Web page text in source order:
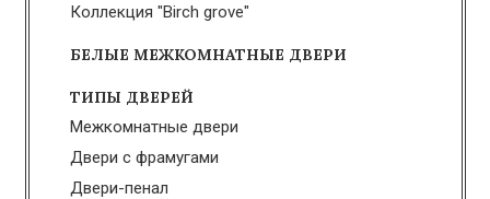
Коллекция "Birch grove"
БЕЛЫЕ МЕЖКОМНАТНЫЕ ДВЕРИ
ТИПЫ ДВЕРЕЙ
Межкомнатные двери
Двери с фрамугами
Двери-пенал